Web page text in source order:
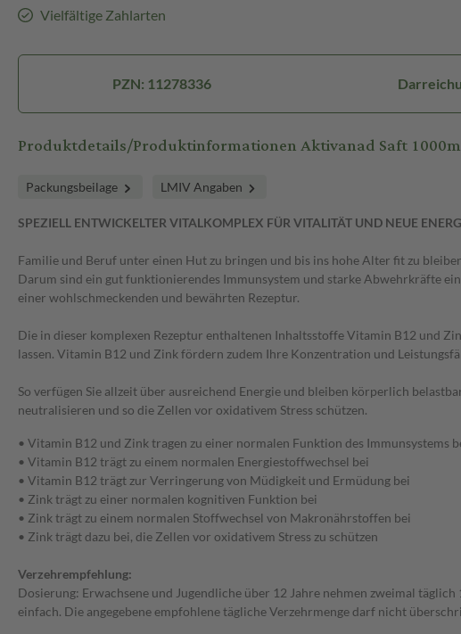
Vielfältige Zahlarten
PZN: 11278336
Produktdetails/Produktinformationen Aktivanad Saft
Packungsbeilage LMIV Angaben
SPEZIELL ENTWICKELTER VITALKOMPLEX FÜR VITALITÄT UND NEUE
Familie und Beruf unter einen Hut zu bringen und bis ins hohe Alter fit zu
Darum sind ein gut funktionierendes Immunsystem und starke Abwehrkräfte
einer wohlschmeckenden und bewährten Rezeptur.
Die in dieser komplexen Rezeptur enthaltenen Inhaltsstoffe Vitamin B12 und
lassen. Vitamin B12 und Zink fördern zudem Ihre Konzentration und
So verfügen Sie allzeit über ausreichend Energie und bleiben körperlich
neutralisieren und so die Zellen vor oxidativem Stress schützen.
• Vitamin B12 und Zink tragen zu einer normalen Funktion des Immunsystems
• Vitamin B12 trägt zu einem normalen Energiestoffwechsel bei
• Vitamin B12 trägt zur Verringerung von Müdigkeit und Ermüdung bei
• Zink trägt zu einer normalen kognitiven Funktion bei
• Zink trägt zu einem normalen Stoffwechsel von Makronährstoffen bei
• Zink trägt dazu bei, die Zellen vor oxidativem Stress zu schützen
Verzehrempfehlung:
Dosierung: Erwachsene und Jugendliche über 12 Jahre nehmen zweimal
einfach. Die angegebene empfohlene tägliche Verzehrmenge darf nicht